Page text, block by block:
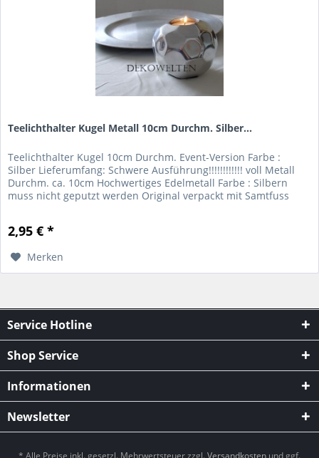
Teelichthalter Kugel Metall 10cm Durchm. Silber...
Teelichthalter Kugel 10cm Durchm. Event-Version Farbe :
Silber Lieferumfang: Schwere Ausführung!!!!!!!!!!!! voll Metall
Durchm. ca. 10cm Hochwertiges Edelmetall Farbe : Silbern
muss nicht geputzt werden Original verpackt mit Samtfuss
2,95 € *
Merken
Service Hotline
Shop Service
Informationen
Newsletter
* Alle Preise inkl. gesetzl. Mehrwertsteuer zzgl. Versandkosten und ggf.